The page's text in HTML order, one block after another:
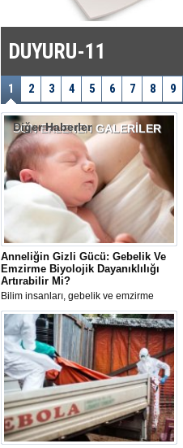
DUYURU-11
1 2 3 4 5 6 7 8 9
SON EKLENEN GALERİLER
Diğer Haberler
Anneliğin Gizli Gücü: Gebelik Ve
Emzirme Biyolojik Dayanıklılığı
Artırabilir Mi?
Bilim insanları, gebelik ve emzirme
dönemindeki hormonal değişimlerin
kadınların uzun vadeli sağlığı ve
biyolojik dayanıklılığı üzerinde koruyucu
etkiler yaratabileceğini öne süren yeni
bir teori geliştirdi.